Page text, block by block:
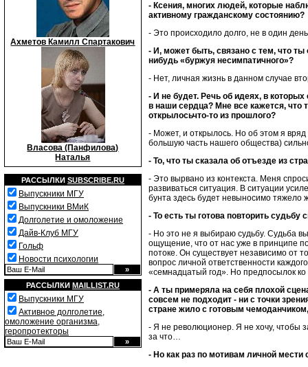
Ахметов Камилл Спартакович
Власова (Панфилова)
Наталья
РАССЫЛКИ SUBSCRIBE.RU
Выпускники МГУ
Выпускники ВМиК
Долголетие и омоложение
Дайв-Клуб МГУ
Гольф
Новости психологии
РАССЫЛКИ MAILLIST.RU
Выпускники МГУ
Активное долголетие,
омоложение организма,
геропротекторы
- Ксения, многих людей, которые
активному гражданскому состоянию?
- Это происходило долго, не в один
- И, может быть, связано с тем, что ты
нибудь «буржуя несимпатичного»?
- Нет, личная жизнь в данном случае
- И не будет. Речь об идеях, в
в наши сердца? Мне все кажется, что
открылосьчто-то из прошлого?
- Может, и открылось. Но об этом я вряд
большую часть нашего общества)
- То, что ты сказала об отъезде из
- Это вырвано из контекста. Меня
развиваться ситуация. В ситуации
бунта здесь будет невыносимо тяжело
- То есть ты готова повторить судьбу
- Но это не я выбираю судьбу. Судьба
ощущение, что от нас уже в принципе
потоке. Он существует независимо от
вопрос личной ответственности
«семнадцатый год». Но предпосылок
- А ты примеряла на себя плохой
совсем не подходит - ни с точки
стране жило с готовым
- Я не революционер. Я не хочу, чтобы
за что…
- Но как раз по мотивам личной мести